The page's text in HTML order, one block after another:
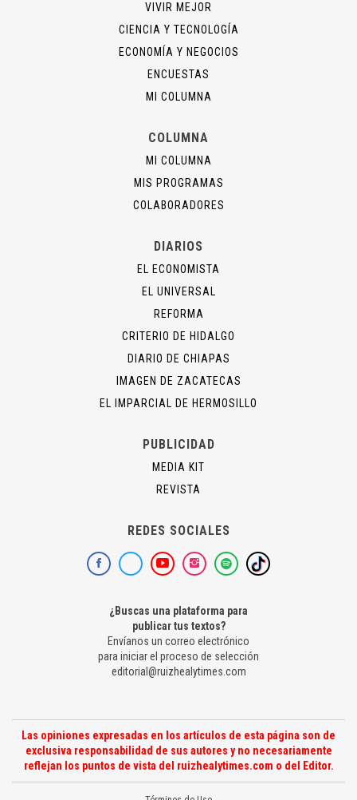
VIVIR MEJOR
CIENCIA Y TECNOLOGÍA
ECONOMÍA Y NEGOCIOS
ENCUESTAS
MI COLUMNA
COLUMNA
MI COLUMNA
MIS PROGRAMAS
COLABORADORES
DIARIOS
EL ECONOMISTA
EL UNIVERSAL
REFORMA
CRITERIO DE HIDALGO
DIARIO DE CHIAPAS
IMAGEN DE ZACATECAS
EL IMPARCIAL DE HERMOSILLO
PUBLICIDAD
MEDIA KIT
REVISTA
REDES SOCIALES
¿Buscas una plataforma para
publicar tus textos?
Envíanos un correo electrónico
para iniciar el proceso de selección
editorial@ruizhealytimes.com
Las opiniones expresadas en los artículos de esta página son de
exclusiva responsabilidad de sus autores y no necesariamente
reflejan los puntos de vista del ruizhealytimes.com o del Editor.